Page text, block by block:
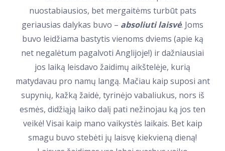
nuostabiausios, bet mergaitėms turbūt pats
geriausias dalykas buvo – absoliuti laisvė. Joms
buvo leidžiama bastytis vienoms dviems (apie ką
net negalėtum pagalvoti Anglijoje!) ir dažniausiai
jos laiką leisdavo žaidimų aikštelėje, kurią
matydavau pro namų langą. Mačiau kaip suposi ant
supynių, kažką žaidė, tyrinėjo vabaliukus, nors iš
esmės, didžiąją laiko dalį pati nežinojau ką jos ten
veikė! Visai kaip mano vaikystės laikais. Bet kaip
smagu buvo stebėti jų laisvę kiekvieną dieną!